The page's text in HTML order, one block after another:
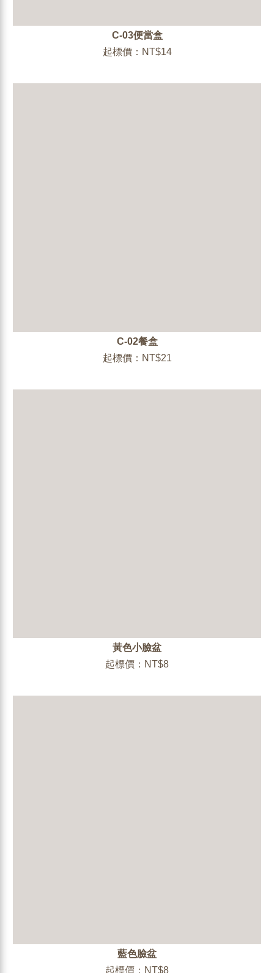
C-03便當盒
起標價：NT$14
C-02餐盒
起標價：NT$21
黃色小臉盆
起標價：NT$8
藍色臉盆
起標價：NT$8